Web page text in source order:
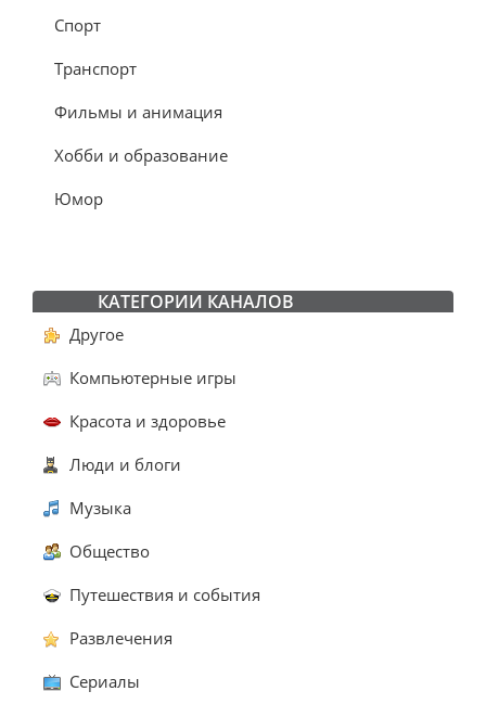
Спорт
Транспорт
Фильмы и анимация
Хобби и образование
Юмор
КАТЕГОРИИ КАНАЛОВ
Другое
Компьютерные игры
Красота и здоровье
Люди и блоги
Музыка
Общество
Путешествия и события
Развлечения
Сериалы